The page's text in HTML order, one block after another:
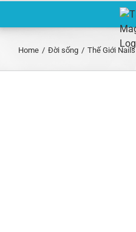
Home / Đời sống / Thế Giới Nails